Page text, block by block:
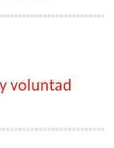
voluntad